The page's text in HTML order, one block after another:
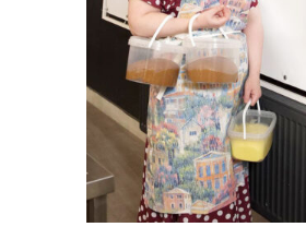
Українська Українська)
Українська